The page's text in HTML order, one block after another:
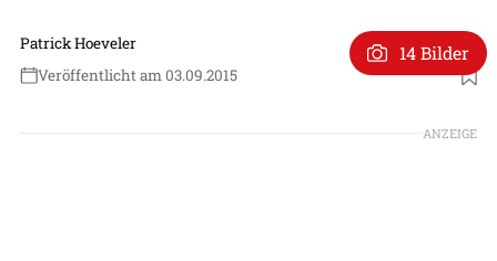
Patrick Hoeveler
Veröffentlicht am 03.09.2015
14 Bilder
ANZEIGE